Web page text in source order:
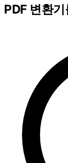
PDF 변환